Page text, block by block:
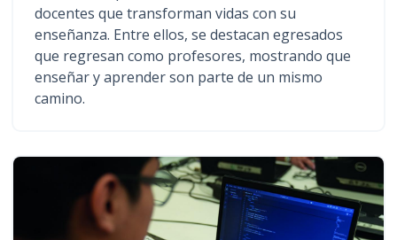
docentes que transforman vidas con su
enseñanza. Entre ellos, se destacan egresados
que regresan como profesores, mostrando que
enseñar y aprender son parte de un mismo
camino.